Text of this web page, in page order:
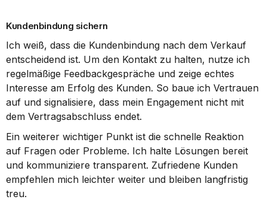
Kundenbindung sichern
Ich weiß, dass die Kundenbindung nach dem Verkauf
entscheidend ist. Um den Kontakt zu halten, nutze ich
regelmäßige Feedbackgespräche und zeige echtes
Interesse am Erfolg des Kunden. So baue ich Vertrauen
auf und signalisiere, dass mein Engagement nicht mit
dem Vertragsabschluss endet.
Ein weiterer wichtiger Punkt ist die schnelle Reaktion
auf Fragen oder Probleme. Ich halte Lösungen bereit
und kommuniziere transparent. Zufriedene Kunden
empfehlen mich leichter weiter und bleiben langfristig
treu.